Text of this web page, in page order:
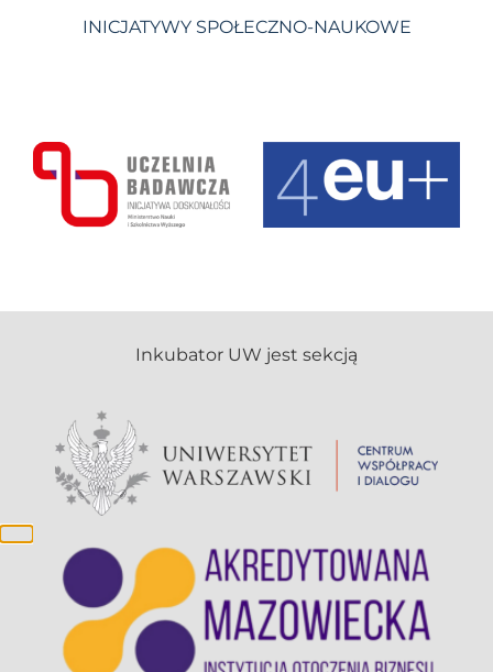
INICJATYWY SPOŁECZNO-NAUKOWE